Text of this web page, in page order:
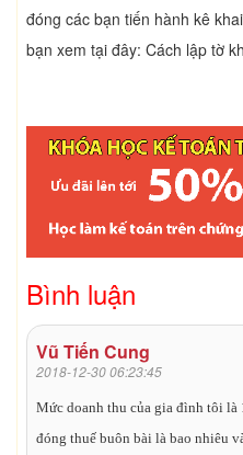
đóng các bạn tiến hành kê
bạn xem tại đây: Cách lập tờ
Bình luận
Vũ Tiến Cung
2018-12-30 06:23:45
Mức doanh thu của gia đình tôi
đóng thuế buôn bài là bao nhiêu